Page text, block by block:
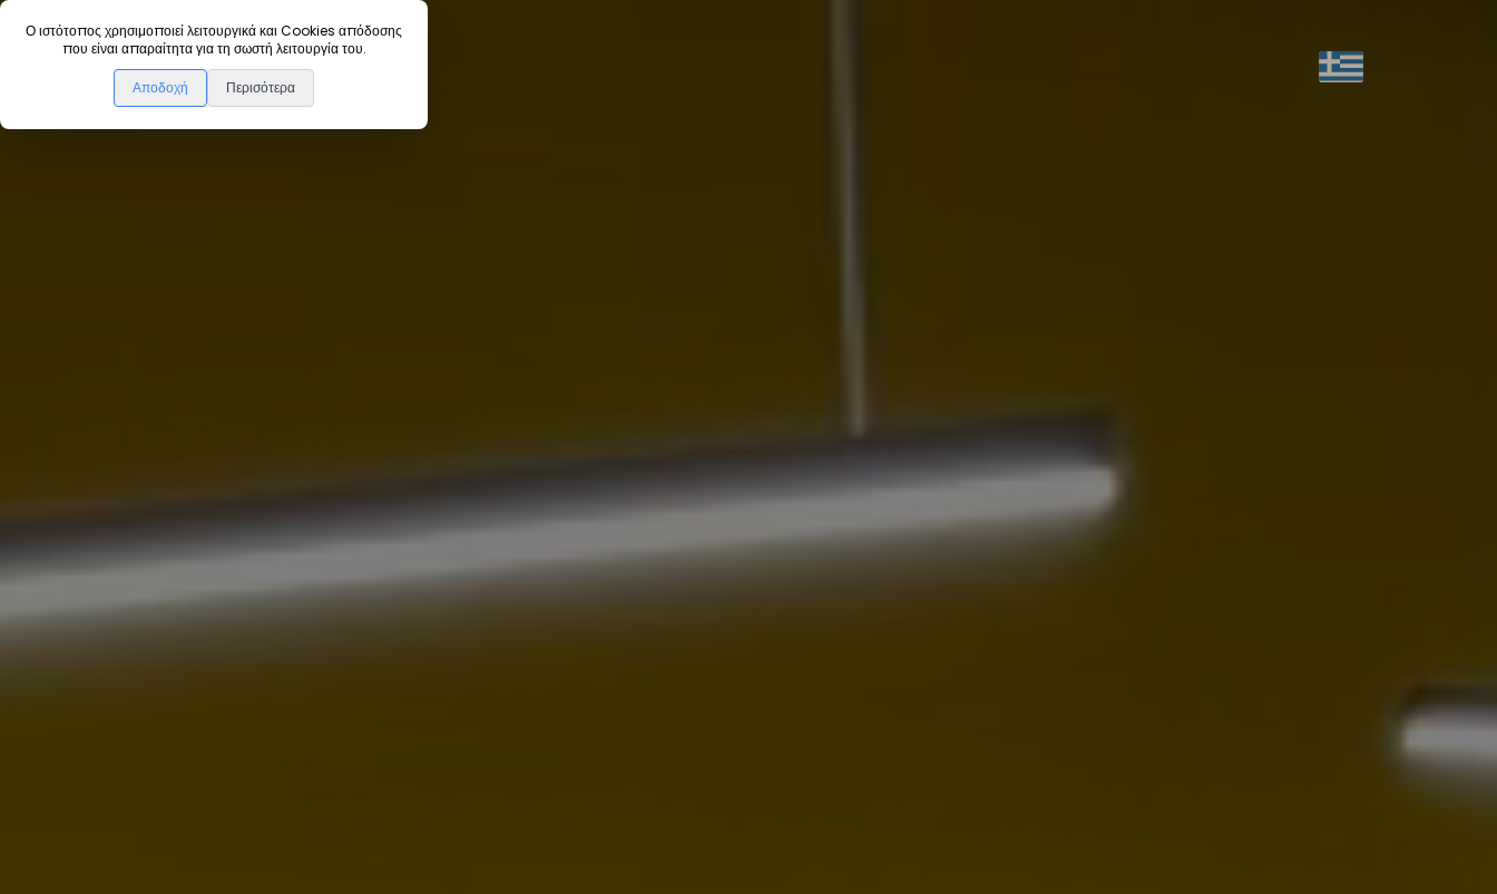
Ο ιστότοπος χρησιμοποιεί λειτουργικά και Cookies απόδοσης
που είναι απαραίτητα για τη σωστή λειτουργία του.
Αποδοχή Περισότερα
Home Instructions